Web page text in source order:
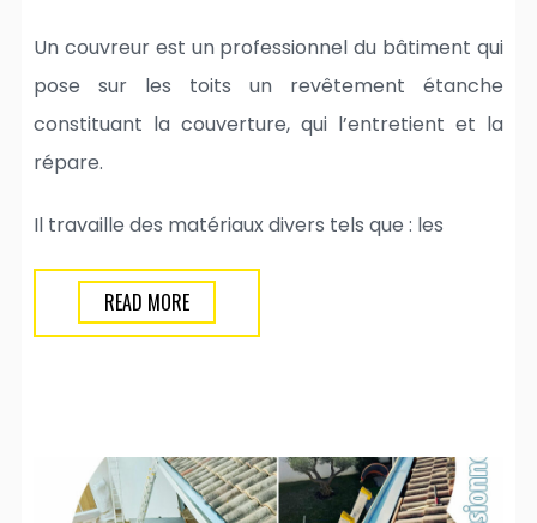
Un couvreur est un professionnel du bâtiment qui
pose sur les toits un revêtement étanche
constituant la couverture, qui l’entretient et la
répare.
Il travaille des matériaux divers tels que : les
READ MORE